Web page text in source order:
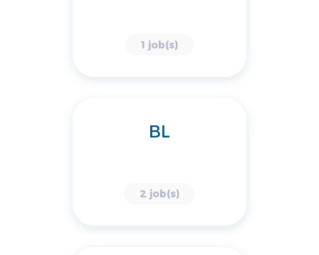
1 job(s)
BL
2 job(s)